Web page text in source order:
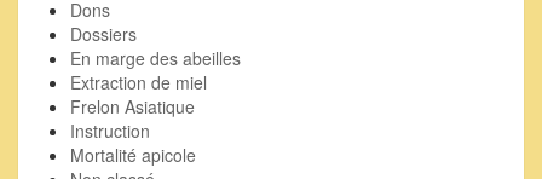
Dons
Dossiers
En marge des abeilles
Extraction de miel
Frelon Asiatique
Instruction
Mortalité apicole